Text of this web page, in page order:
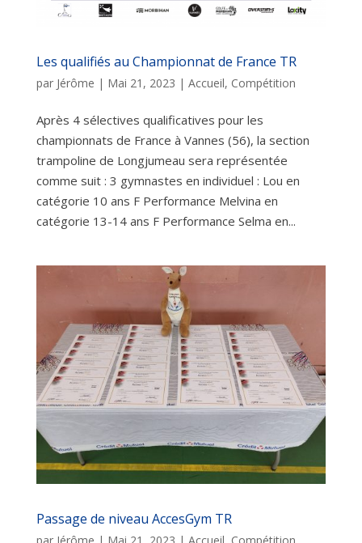
Les qualifiés au Championnat de France TR
par Jérôme | Mai 21, 2023 | Accueil, Compétition
Après 4 sélectives qualificatives pour les
championnats de France à Vannes (56), la section
trampoline de Longjumeau sera représentée
comme suit : 3 gymnastes en individuel : Lou en
catégorie 10 ans F Performance Melvina en
catégorie 13-14 ans F Performance Selma en...
Passage de niveau AccesGym TR